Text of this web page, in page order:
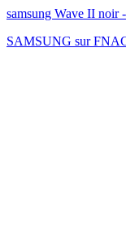
samsung Wave II noir
SAMSUNG sur